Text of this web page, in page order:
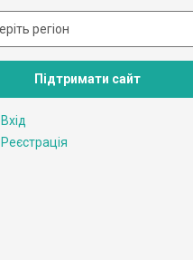
Підтримати сайт
Вхід
Реєстрація